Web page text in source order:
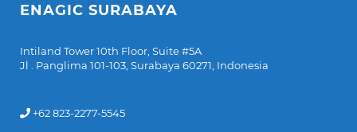
ENAGIC SURABAYA
Intiland Tower 10th Floor, Suite #5A
Jl . Panglima 101-103, Surabaya 60271, Indonesia
+62 823-2277-5545